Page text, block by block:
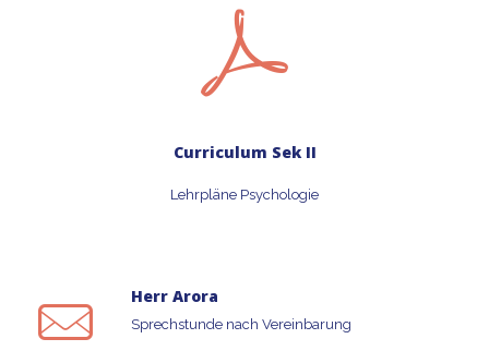
Curriculum Sek II
Lehrpläne Psychologie
Herr Arora
Sprechstunde nach Vereinbarung